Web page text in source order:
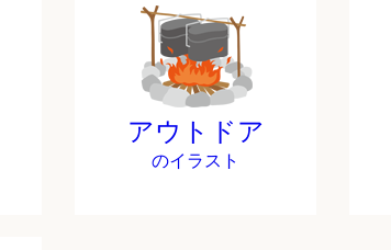
アウトドア
のイラスト